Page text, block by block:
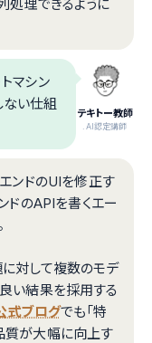
処理できるように
テキトー教師
.AI認定講師
マシン
ない仕組
エンドのUIを修正す
ドのAPIを書くエー
対して複数のモデ
い結果を採用する
式ブログでも「特
質が大幅に向上す